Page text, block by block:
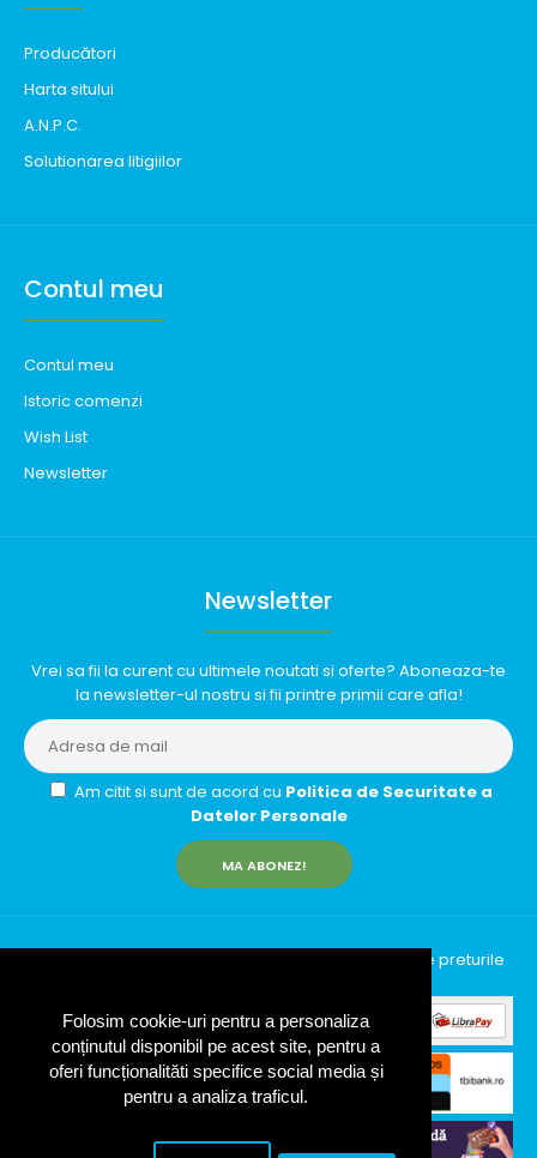
Folosim cookie-uri pentru a personaliza
conținutul disponibil pe acest site, pentru a
oferi funcționalităti specifice social media și
pentru a analiza traficul.
Producători
Harta sitului
A.N.P.C.
Solutionarea litigiilor
Contul meu
Contul meu
Istoric comenzi
Wish List
Newsletter
Newsletter
Vrei sa fii la curent cu ultimele noutati si oferte? Aboneaza-te
la newsletter-ul nostru si fii printre primii care afla!
Am citit si sunt de acord cu Politica de Securitate a
Datelor Personale
MA ABONEZ!
InfinityRun © 2026 Toate drepturile rezervate | Toate preturile